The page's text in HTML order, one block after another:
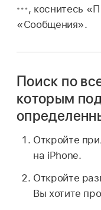
, коснитесь
«Сообщения».
Поиск по
которым
Откройте
на iPhone.
Откройте
Вы хотите